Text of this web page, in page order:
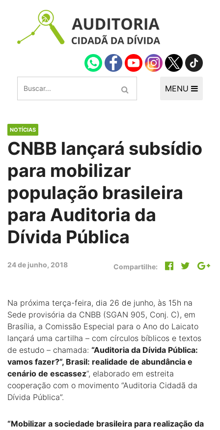
MENU
NOTÍCIAS
CNBB lançará subsídio
para mobilizar
população brasileira
para Auditoria da
Dívida Pública
24 de junho, 2018 Compartilhe:
Na próxima terça-feira, dia 26 de junho, às 15h na
Sede provisória da CNBB (SGAN 905, Conj. C), em
Brasília, a Comissão Especial para o Ano do Laicato
lançará uma cartilha – com círculos bíblicos e textos
de estudo – chamada: “Auditoria da Dívida Pública:
vamos fazer?”, Brasil: realidade de abundância e
cenário de escassez”, elaborado em estreita
cooperação com o movimento “Auditoria Cidadã da
Dívida Pública”.
“Mobilizar a sociedade brasileira para realização da